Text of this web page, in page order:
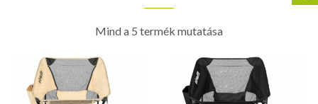
Mind a 5 termék mutatása